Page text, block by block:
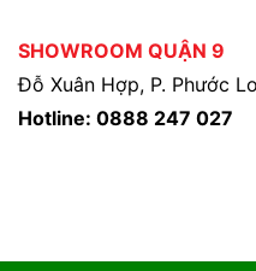
SHOWROOM QUẬN 9
Đỗ Xuân Hợp, P. Phước
Hotline: 0888 247 027